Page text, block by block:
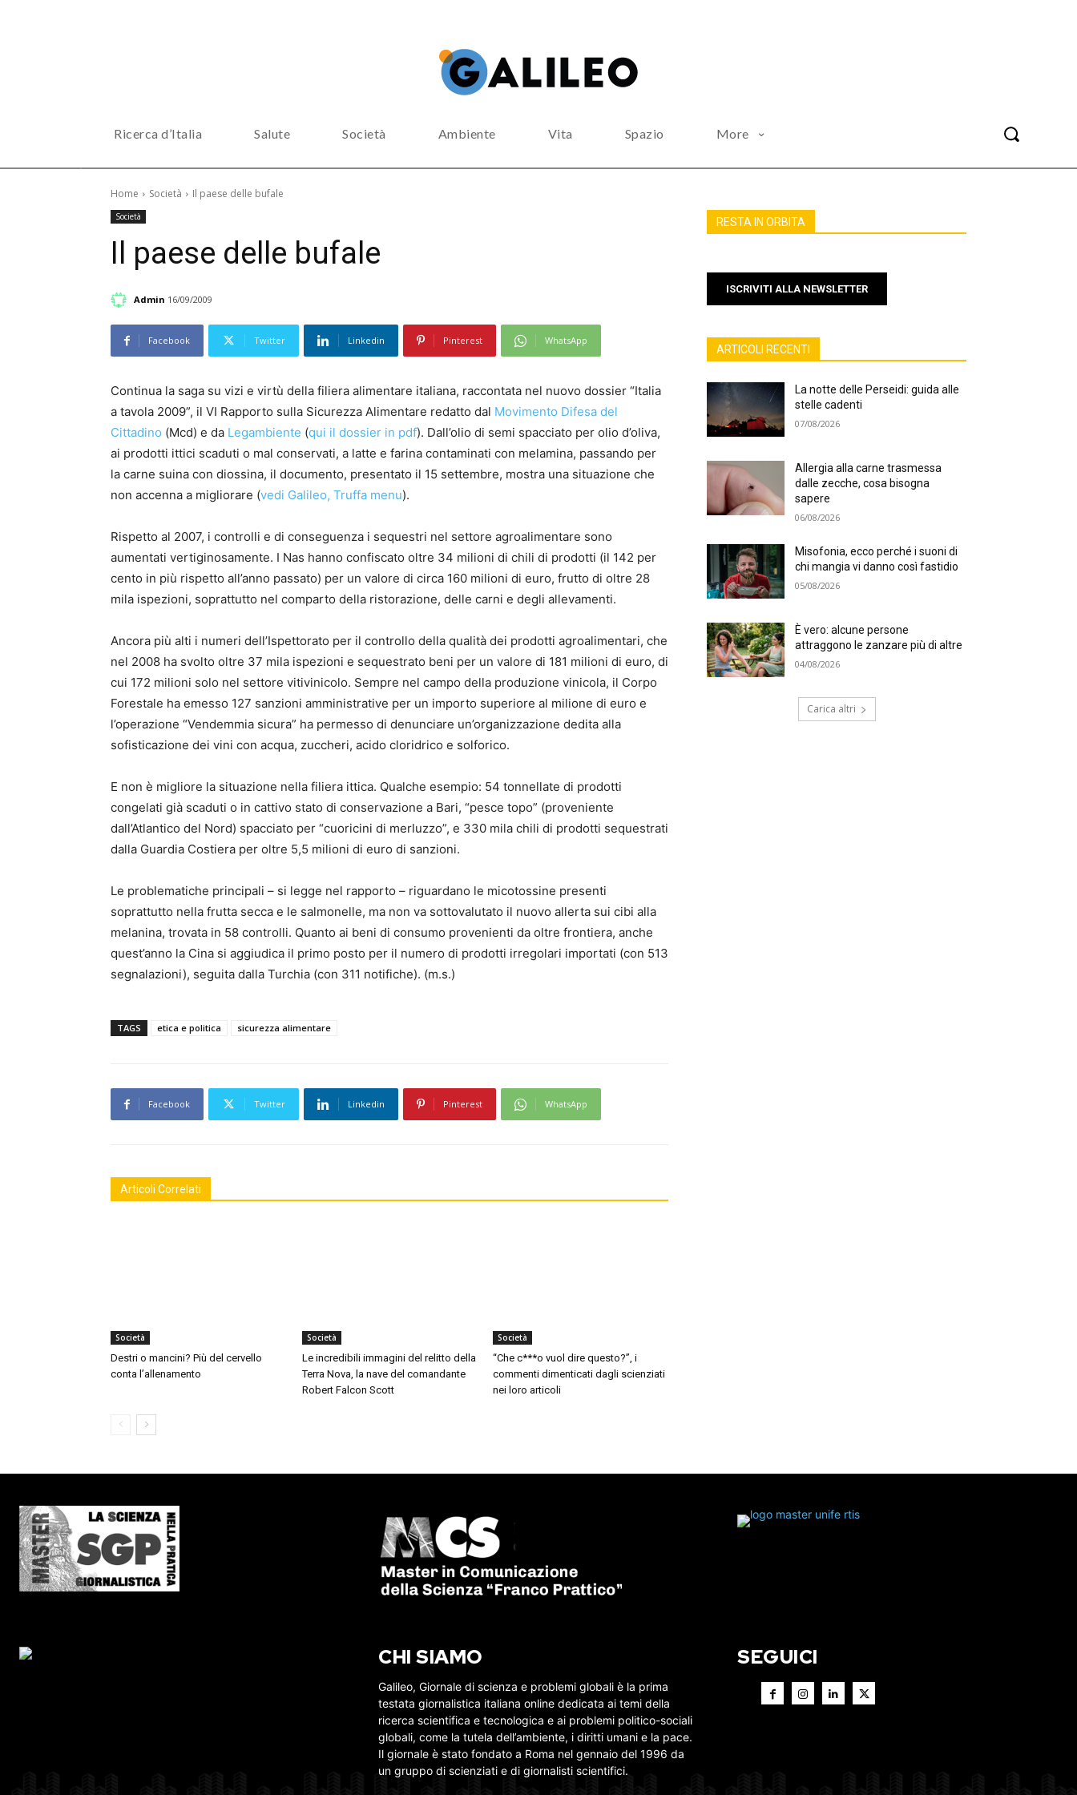
Ricerca d’Italia Salute Società Ambiente Vita Spazio More
Home Società Il paese delle bufale
Società
Il paese delle bufale
Admin 16/09/2009
Facebook Twitter Linkedin Pinterest WhatsApp
Continua la saga su vizi e virtù della filiera alimentare italiana, raccontata nel nuovo dossier “Italia
a tavola 2009”, il VI Rapporto sulla Sicurezza Alimentare redatto dal Movimento Difesa del
Cittadino (Mcd) e da Legambiente (qui il dossier in pdf). Dall’olio di semi spacciato per olio d’oliva,
ai prodotti ittici scaduti o mal conservati, a latte e farina contaminati con melamina, passando per
la carne suina con diossina, il documento, presentato il 15 settembre, mostra una situazione che
non accenna a migliorare (vedi Galileo, Truffa menu).
Rispetto al 2007, i controlli e di conseguenza i sequestri nel settore agroalimentare sono
aumentati vertiginosamente. I Nas hanno confiscato oltre 34 milioni di chili di prodotti (il 142 per
cento in più rispetto all’anno passato) per un valore di circa 160 milioni di euro, frutto di oltre 28
mila ispezioni, soprattutto nel comparto della ristorazione, delle carni e degli allevamenti.
Ancora più alti i numeri dell’Ispettorato per il controllo della qualità dei prodotti agroalimentari, che
nel 2008 ha svolto oltre 37 mila ispezioni e sequestrato beni per un valore di 181 milioni di euro, di
cui 172 milioni solo nel settore vitivinicolo. Sempre nel campo della produzione vinicola, il Corpo
Forestale ha emesso 127 sanzioni amministrative per un importo superiore al milione di euro e
l’operazione “Vendemmia sicura” ha permesso di denunciare un’organizzazione dedita alla
sofisticazione dei vini con acqua, zuccheri, acido cloridrico e solforico.
E non è migliore la situazione nella filiera ittica. Qualche esempio: 54 tonnellate di prodotti
congelati già scaduti o in cattivo stato di conservazione a Bari, “pesce topo” (proveniente
dall’Atlantico del Nord) spacciato per “cuoricini di merluzzo”, e 330 mila chili di prodotti sequestrati
dalla Guardia Costiera per oltre 5,5 milioni di euro di sanzioni.
Le problematiche principali – si legge nel rapporto – riguardano le micotossine presenti
soprattutto nella frutta secca e le salmonelle, ma non va sottovalutato il nuovo allerta sui cibi alla
melanina, trovata in 58 controlli. Quanto ai beni di consumo provenienti da oltre frontiera, anche
quest’anno la Cina si aggiudica il primo posto per il numero di prodotti irregolari importati (con 513
segnalazioni), seguita dalla Turchia (con 311 notifiche). (m.s.)
TAGS etica e politica sicurezza alimentare
Facebook Twitter Linkedin Pinterest WhatsApp
Articoli Correlati
Società
Destri o mancini? Più del cervello
conta l’allenamento
Società
Le incredibili immagini del relitto della
Terra Nova, la nave del comandante
Robert Falcon Scott
Società
“Che c***o vuol dire questo?”, i
commenti dimenticati dagli scienziati
nei loro articoli
RESTA IN ORBITA
ISCRIVITI ALLA NEWSLETTER
ARTICOLI RECENTI
La notte delle Perseidi: guida alle
stelle cadenti
07/08/2026
Allergia alla carne trasmessa
dalle zecche, cosa bisogna
sapere
06/08/2026
Misofonia, ecco perché i suoni di
chi mangia vi danno così fastidio
05/08/2026
È vero: alcune persone
attraggono le zanzare più di altre
04/08/2026
Carica altri
CHI SIAMO
Galileo, Giornale di scienza e problemi globali è la prima
testata giornalistica italiana online dedicata ai temi della
ricerca scientifica e tecnologica e ai problemi politico-sociali
globali, come la tutela dell’ambiente, i diritti umani e la pace.
Il giornale è stato fondato a Roma nel gennaio del 1996 da
un gruppo di scienziati e di giornalisti scientifici.
SEGUICI